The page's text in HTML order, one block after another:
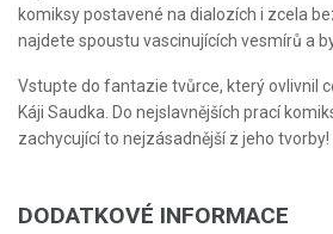
komiksy postavené na dialozích i zcela
najdete spoustu vascinujících vesmírů a
Vstupte do fantazie tvůrce, který ovlivnil
Káji Saudka. Do nejslavnějších prací
zachycující to nejzásadnější z jeho tvorby!
DODATKOVÉ INFORMACE